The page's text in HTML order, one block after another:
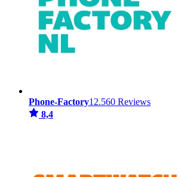
Phone-Factory12.560 Reviews
8,4